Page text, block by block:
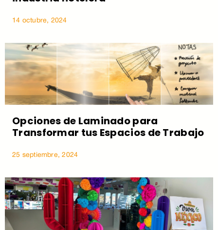
14 octubre, 2024
Opciones de Laminado para
Transformar tus Espacios de Trabajo
25 septiembre, 2024